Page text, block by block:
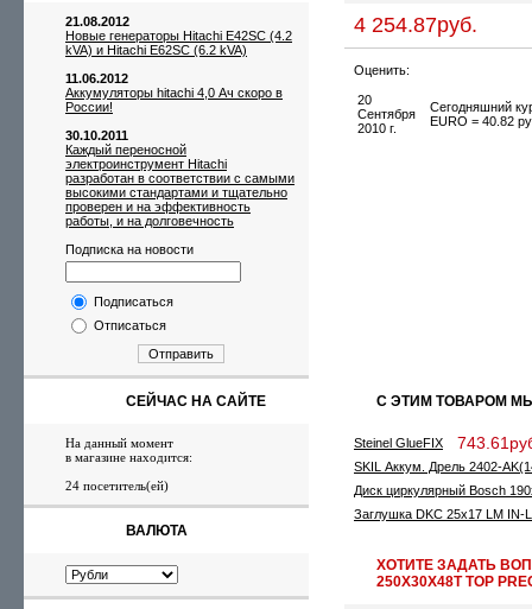
21.08.2012
Новые генераторы Hitachi E42SC (4.2
kVA) и Hitachi E62SC (6.2 kVA)
11.06.2012
Аккумуляторы hitachi 4,0 Ач скоро в
России!
30.10.2011
Каждый переносной
электроинструмент Hitachi
разработан в соответствии с самыми
высокими стандартами и тщательно
проверен и на эффективность
работы, и на долговечность
Подписка на новости
Подписаться
Отписаться
Отправить
СЕЙЧАС НА САЙТЕ
На данный момент
в магазине находится:
24 посетитель(ей)
ВАЛЮТА
4 254.87руб.
Оценить:
20
Сентября
2010 г.
Сегодняшний
EURO = 40.82
С ЭТИМ ТОВАРОМ
Steinel GlueFIX
SKIL Аккум. Дрель 2402-
Диск циркулярный Bosch
Заглушка DKC 25х17 LM IN-
ХОТИТЕ ЗАДАТЬ
250Х30Х48T TOP